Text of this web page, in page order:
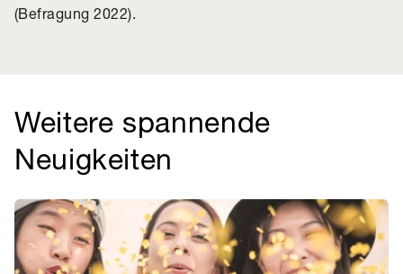
(Befragung 2022).
Weitere spannende
Neuigkeiten